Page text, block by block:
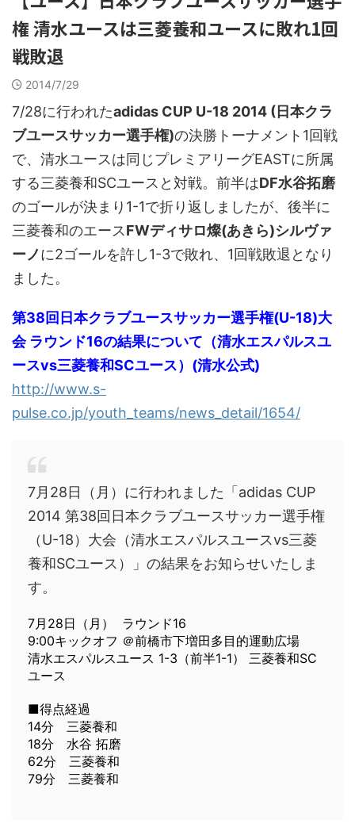
権 清水ユースは三菱養和ユースに敗れ1回
戦敗退
2014/7/29
7/28に行われたadidas CUP U-18 2014 (日本クラ
ブユースサッカー選手権)の決勝トーナメント1回戦
で、清水ユースは同じプレミアリーグEASTに所属
する三菱養和SCユースと対戦。前半はDF水谷拓磨
のゴールが決まり1-1で折り返しましたが、後半に
三菱養和のエースFWディサロ燦(あきら)シルヴァ
ーノに2ゴールを許し1-3で敗れ、1回戦敗退となり
ました。
第38回日本クラブユースサッカー選手権(U-18)大
会 ラウンド16の結果について（清水エスパルスユ
ースvs三菱養和SCユース）(清水公式)
http://www.s-
pulse.co.jp/youth_teams/news_detail/1654/
7月28日（月）に行われました「adidas CUP
2014 第38回日本クラブユースサッカー選手権
（U-18）大会（清水エスパルスユースvs三菱
養和SCユース）」の結果をお知らせいたしま
す。
7月28日（月） ラウンド16
9:00キックオフ ＠前橋市下増田多目的運動広場
清水エスパルスユース 1-3（前半1-1） 三菱養和SC
ユース
■得点経過
14分 三菱養和
18分 水谷 拓磨
62分 三菱養和
79分 三菱養和